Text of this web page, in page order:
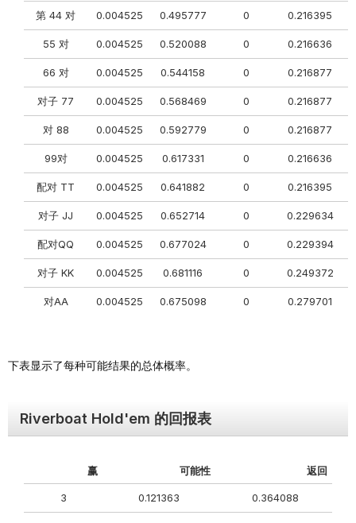
第 44 对 0.004525 0.495777 0 0.216395
55 对 0.004525 0.520088 0 0.216636
66 对 0.004525 0.544158 0 0.216877
对子 77 0.004525 0.568469 0 0.216877
对 88 0.004525 0.592779 0 0.216877
99对 0.004525 0.617331 0 0.216636
配对 TT 0.004525 0.641882 0 0.216395
对子 JJ 0.004525 0.652714 0 0.229634
配对QQ 0.004525 0.677024 0 0.229394
对子 KK 0.004525 0.681116 0 0.249372
对AA 0.004525 0.675098 0 0.279701
下表显示了每种可能结果的总体概率。
Riverboat Hold'em 的回报表
赢 可能性 返回
3 0.121363 0.364088